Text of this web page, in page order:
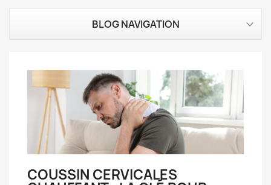
BLOG NAVIGATION
COUSSIN CERVICALES